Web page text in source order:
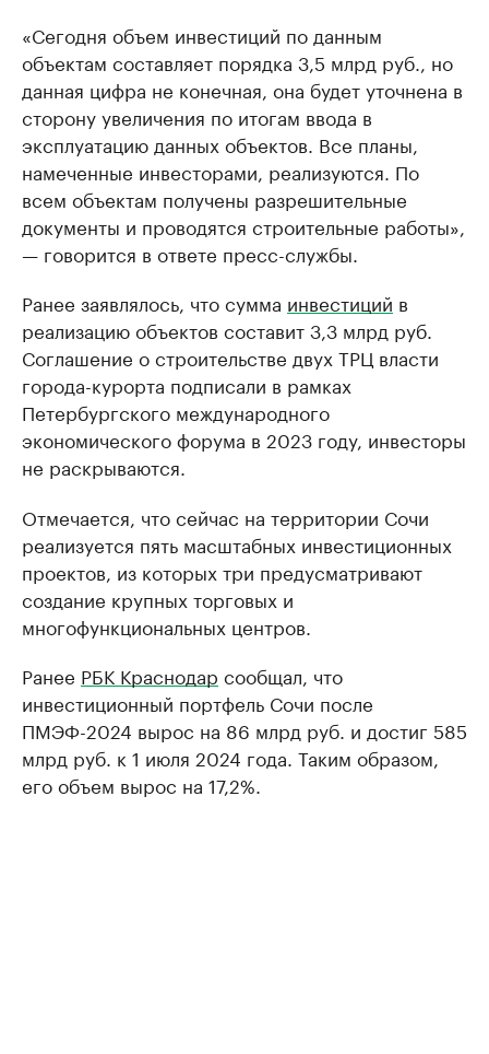
«Сегодня объем инвестиций по данным
объектам составляет порядка 3,5 млрд руб., но
данная цифра не конечная, она будет уточнена в
сторону увеличения по итогам ввода в
эксплуатацию данных объектов. Все планы,
намеченные инвесторами, реализуются. По
всем объектам получены разрешительные
документы и проводятся строительные работы»,
— говорится в ответе пресс-службы.
Ранее заявлялось, что сумма инвестиций в
реализацию объектов составит 3,3 млрд руб.
Соглашение о строительстве двух ТРЦ власти
города-курорта подписали в рамках
Петербургского международного
экономического форума в 2023 году, инвесторы
не раскрываются.
Отмечается, что сейчас на территории Сочи
реализуется пять масштабных инвестиционных
проектов, из которых три предусматривают
создание крупных торговых и
многофункциональных центров.
Ранее РБК Краснодар сообщал, что
инвестиционный портфель Сочи после
ПМЭФ-2024 вырос на 86 млрд руб. и достиг 585
млрд руб. к 1 июля 2024 года. Таким образом,
его объем вырос на 17,2%.